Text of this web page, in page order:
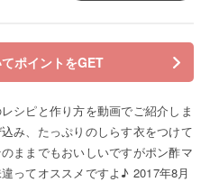
ポイントをGET
シピと作り方を動画でご紹介しま
み、たっぷりのしらす衣をつけて
ままでもおいしいですがポン酢マ
ってオススメですよ♪ 2017年8月